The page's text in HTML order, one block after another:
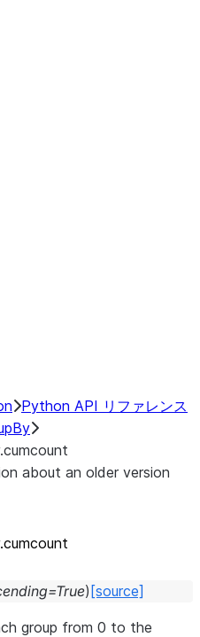
Python API リファレンス
about an older version
=True) [source]
group from 0 to the